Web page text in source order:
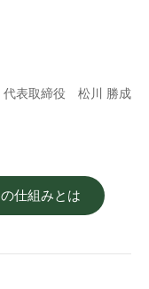
代表取締役 松川 勝成
仕組みとは